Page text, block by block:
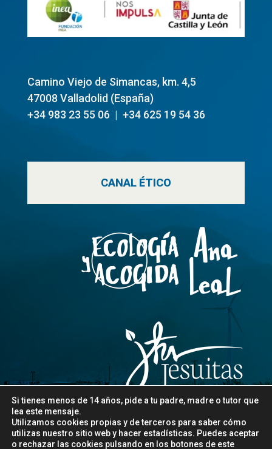
Camino Viejo de Simancas, km. 4,5
47008 Valladolid (España)
+34 983 23 55 06 | +34 625 19 54 36
CANAL ÉTICO
Si tienes menos de 14 años, pide a tu padre, madre o tutor que
lea este mensaje.
Utilizamos cookies propias y de terceros para saber cómo
utilizas nuestro sitio web y hacer estadísticas. Puedes aceptar
o rechazar las cookies pulsando en los botones de este